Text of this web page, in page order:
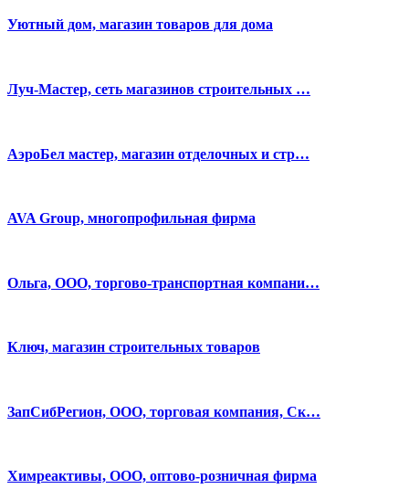
Уютный дом, магазин товаров для дома
Луч-Мастер, сеть магазинов строительных …
АэроБел мастер, магазин отделочных и стр…
AVA Group, многопрофильная фирма
Ольга, ООО, торгово-транспортная компани…
Ключ, магазин строительных товаров
ЗапСибРегион, ООО, торговая компания, Ск…
Химреактивы, ООО, оптово-розничная фирма